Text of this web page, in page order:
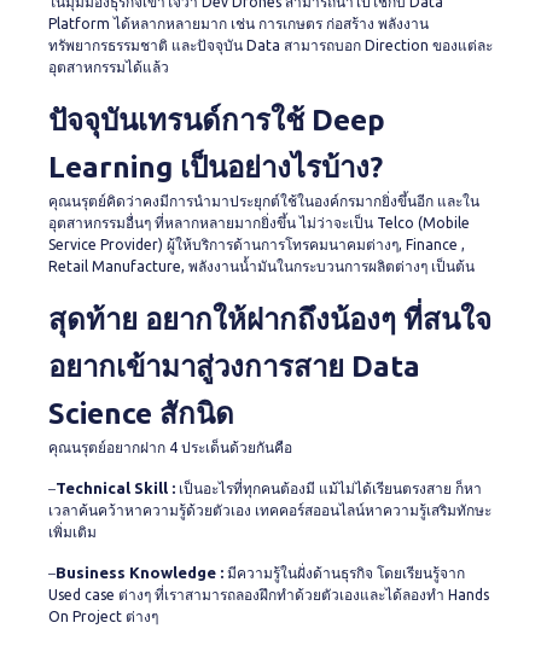
Platform ได้หลากหลายมาก เช่น การเกษตร ก่อสร้าง พลังงาน
ทรัพยากรธรรมชาติ และปัจจุบัน Data สามารถบอก Direction ของแต่ละ
อุตสาหกรรมได้แล้ว
ปัจจุบันเทรนด์การใช้ Deep
Learning เป็นอย่างไรบ้าง?
คุณนรุตย์คิดว่าคงมีการนำมาประยุกต์ใช้ในองค์กรมากยิ่งขึ้นอีก และใน
อุตสาหกรรมอื่นๆ ที่หลากหลายมากยิ่งขึ้น ไม่ว่าจะเป็น Telco (Mobile
Service Provider) ผู้ให้บริการด้านการโทรคมนาคมต่างๆ, Finance ,
Retail Manufacture, พลังงานน้ำมันในกระบวนการผลิตต่างๆ เป็นต้น
สุดท้าย อยากให้ฝากถึงน้องๆ ที่สนใจ
อยากเข้ามาสู่วงการสาย Data
Science สักนิด
คุณนรุตย์อยากฝาก 4 ประเด็นด้วยกันคือ
–Technical Skill : เป็นอะไรที่ทุกคนต้องมี แม้ไม่ได้เรียนตรงสาย ก็หา
เวลาค้นคว้าหาความรู้ด้วยตัวเอง เทคคอร์สออนไลน์หาความรู้เสริมทักษะ
เพิ่มเติม
–Business Knowledge : มีความรู้ในฝั่งด้านธุรกิจ โดยเรียนรู้จาก
Used case ต่างๆ ที่เราสามารถลองฝึกทำด้วยตัวเองและได้ลองทำ Hands
On Project ต่างๆ